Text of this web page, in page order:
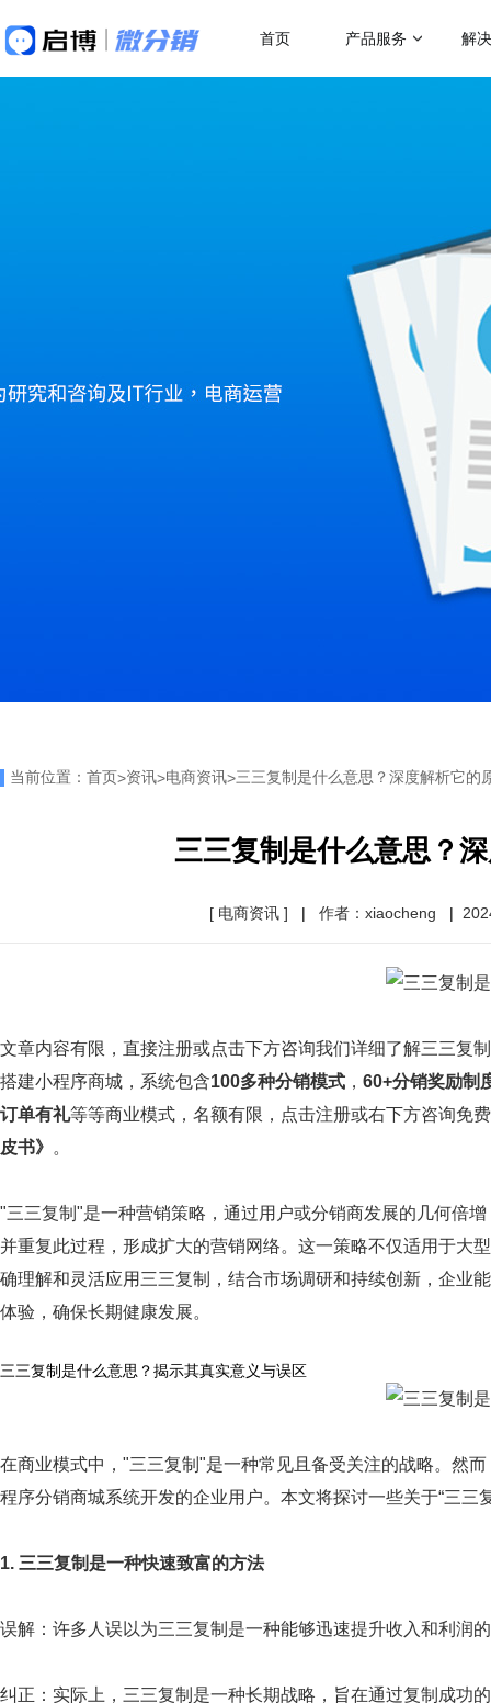
首页 产品服务 解
抢占视频号流量阵地
多人拼团
优惠券
社区团购
开通微信+小程序+APP直播带货系统
微
品
当前位置： 首页>资讯>电商资讯>三三复制是什么意思？深度解析它的
三三复制是什么意思？
[ 电商资讯 ] | 作者：xiaocheng |
文章内容有限，直接注册或点击下方咨询我们详细了解三三复
搭建小程序商城，系统包含100多种分销模式 ， 60+分销奖励制
订单有礼等等商业模式，名额有限，点击注册或右下方咨询免
皮书》 。
"三三复制"是一种营销策略，通过用户或分销商发展的几何倍
并重复此过程，形成扩大的营销网络。这一策略不仅适用于大
确理解和灵活应用三三复制，结合市场调研和持续创新，企业
体验，确保长期健康发展。
三三复制是什么意思？揭示其真实意义与误区
在商业模式中，"三三复制"是一种常见且备受关注的战略。然
程序分销商城系统开发的企业用户。本文将探讨一些关于“三三
1. 三三复制是一种快速致富的方法
误解：许多人误以为三三复制是一种能够迅速提升收入和利润
纠正：实际上，三三复制是一种长期战略，旨在通过复制成功